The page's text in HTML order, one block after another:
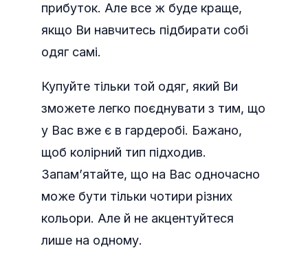
прибуток. Але все ж буде краще,
якщо Ви навчитесь підбирати собі
одяг самі.
Купуйте тільки той одяг, який Ви
зможете легко поєднувати з тим, що
у Вас вже є в гардеробі. Бажано,
щоб колірний тип підходив.
Запам’ятайте, що на Вас одночасно
може бути тільки чотири різних
кольори. Але й не акцентуйтеся
лише на одному.